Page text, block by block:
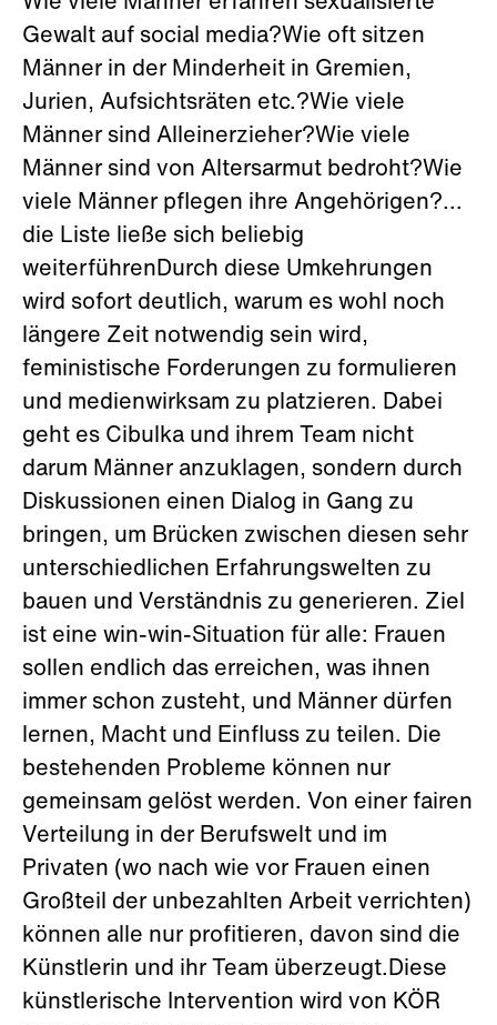
Gewalt auf social media?Wie oft sitzen
Männer in der Minderheit in Gremien,
Jurien, Aufsichtsräten etc.?Wie viele
Männer sind Alleinerzieher?Wie viele
Männer sind von Altersarmut bedroht?Wie
viele Männer pflegen ihre Angehörigen?...
die Liste ließe sich beliebig
weiterführenDurch diese Umkehrungen
wird sofort deutlich, warum es wohl noch
längere Zeit notwendig sein wird,
feministische Forderungen zu formulieren
und medienwirksam zu platzieren. Dabei
geht es Cibulka und ihrem Team nicht
darum Männer anzuklagen, sondern durch
Diskussionen einen Dialog in Gang zu
bringen, um Brücken zwischen diesen sehr
unterschiedlichen Erfahrungswelten zu
bauen und Verständnis zu generieren. Ziel
ist eine win-win-Situation für alle: Frauen
sollen endlich das erreichen, was ihnen
immer schon zusteht, und Männer dürfen
lernen, Macht und Einfluss zu teilen. Die
bestehenden Probleme können nur
gemeinsam gelöst werden. Von einer fairen
Verteilung in der Berufswelt und im
Privaten (wo nach wie vor Frauen einen
Großteil der unbezahlten Arbeit verrichten)
können alle nur profitieren, davon sind die
Künstlerin und ihr Team überzeugt.Diese
künstlerische Intervention wird von KÖR